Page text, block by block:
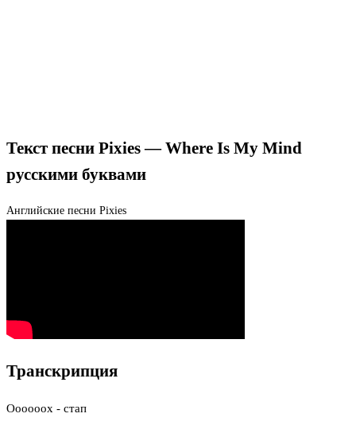
Текст песни Pixies — Where Is My Mind
русскими буквами
Английские песни Pixies
Транскрипция
Ooooooх - стап